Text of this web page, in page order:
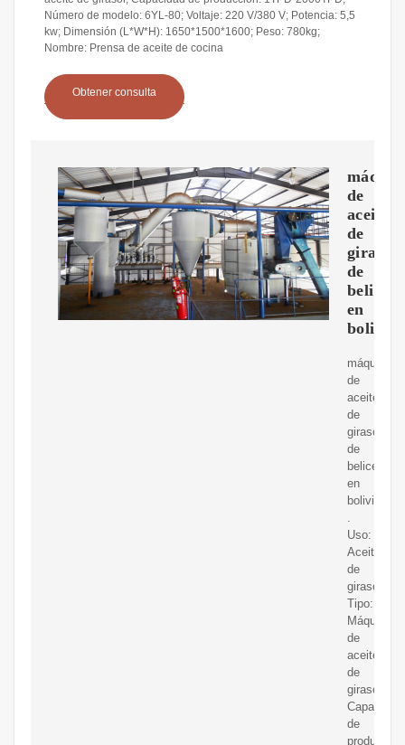
Número de modelo: 6YL-80; Voltaje: 220 V/380 V; Potencia: 5,5
kw; Dimensión (L*W*H): 1650*1500*1600; Peso: 780kg;
Nombre: Prensa de aceite de cocina
Obtener consulta
de
aceite
de
girasol
de
belice
en
bolivia
máquina
de
aceite
de
girasol
de
belice
en
bolivia
Uso:
Aceite
de
girasol;
Tipo:
Máquina
de
aceite
de
girasol;
Capacidad
de